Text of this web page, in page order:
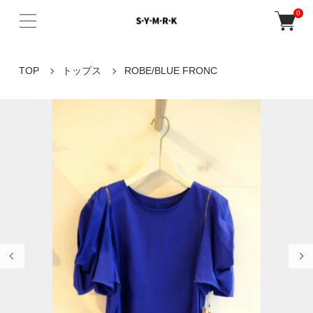
0
TOP トップス ROBE/BLUE FRONC